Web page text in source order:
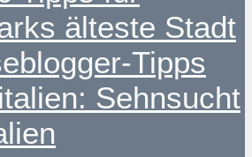
älteste Stadt
Tipps
Sehnsucht